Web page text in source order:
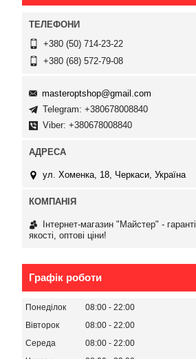
+380 (50) 714-23-22
+380 (68) 572-79-08
masteroptshop@gmail.com
Telegram: +380678008840
Viber: +380678008840
ул. ​Хоменка, 18, Черкаси, Україна
Інтернет-магазин "Майстер" -
якості, оптові ціни!
Графік роботи
Понеділок 08:00
22:00
Вівторок
08:00
22:00
Середа
08:00
22:00